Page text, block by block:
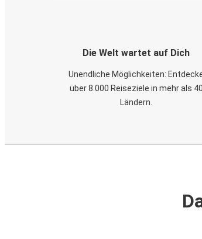
Die Welt wartet auf Dich
Unendliche Möglichkeiten:
über 8.000 Reiseziele in mehr als 40
Ländern.